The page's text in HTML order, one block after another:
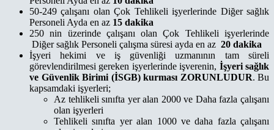
50-249 çalışanı olan Çok Tehlikeli işyerlerinde Diğer sağlık
Personeli Ayda en az 15 dakika
250 nin üzerinde çalışanı olan Çok Tehlikeli işyerlerinde
Diğer sağlık Personeli çalışma süresi ayda en az 20 dakika
İşyeri hekimi ve iş güvenliği uzmanının tam süreli
görevlendirilmesi gereken işyerlerinde işverenin, İşyeri sağlık
ve Güvenlik Birimi (İSGB) kurması ZORUNLUDUR. Bu
kapsamdaki işyerleri;
Az tehlikeli sınıfta yer alan 2000 ve Daha fazla çalışanı
olan işyerleri
Tehlikeli sınıfta yer alan 1000 ve daha fazla çalışanı